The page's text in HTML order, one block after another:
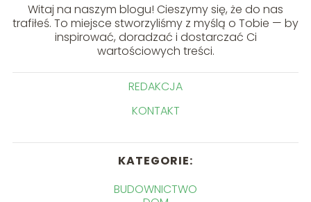
Witaj na naszym blogu! Cieszymy się, że do nas
trafiłeś. To miejsce stworzyliśmy z myślą o Tobie — by
inspirować, doradzać i dostarczać Ci
wartościowych treści.
REDAKCJA
KONTAKT
KATEGORIE:
BUDOWNICTWO